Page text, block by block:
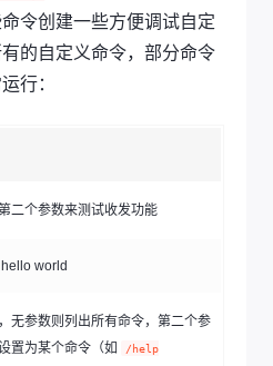
令创建一些方便调试自定
的自定义命令，部分命令
行：
二个参数来测试收发功能
world
无参数则列出所有命令，第二个参
置为某个命令（如
/help